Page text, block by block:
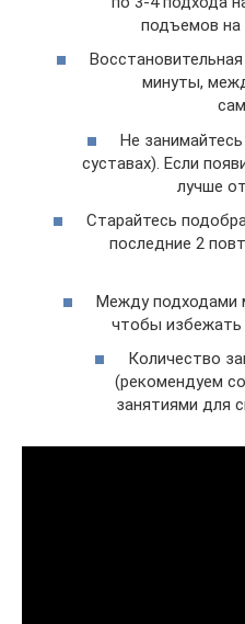
подъемов на
минуты,
Не
суставах). Если
лучше
Старайтесь
последние 2
Между подходами
чтобы избежать
Количество
(рекомендуем
занятиями для